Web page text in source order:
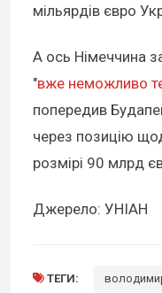
мільярдів євро
А ось Німеччина
"вже неможливо
попередив
через позицію
розмірі 90 млрд
Джерело: УНІАН
ТЕГИ: